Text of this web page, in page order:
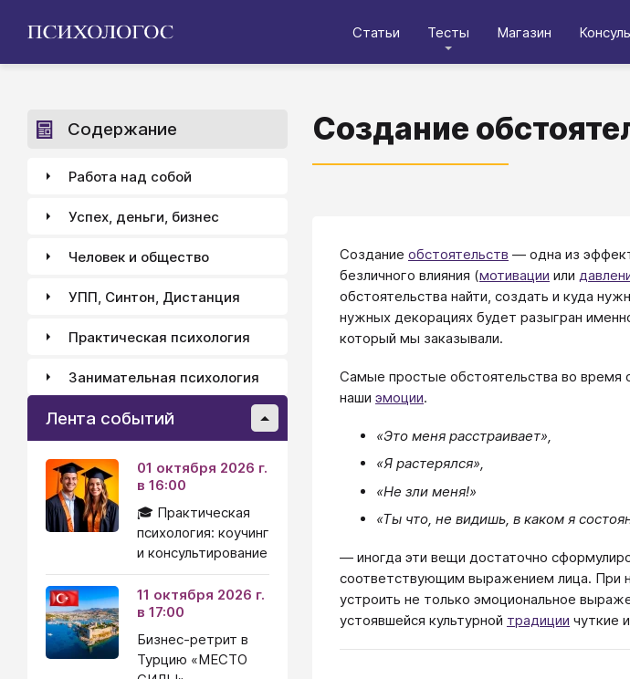
Статьи Тесты Магазин
Создание
Создание обстоятельств — одна из
безличного влияния (мотивации или
обстоятельства найти, создать и куда
нужных декорациях будет разыгран
который мы заказывали.
Самые простые обстоятельства во
наши эмоции.
«Это меня расстраивает»,
«Я растерялся»,
«Не зли меня!»
«Ты что, не видишь, в каком я
— иногда эти вещи достаточно
соответствующим выражением лица. При
устроить не только эмоциональное
устоявшейся культурной традиции чуткие и
Содержание
Работа над собой
Успех, деньги, бизнес
Человек и общество
УПП, Синтон, Дистанция
Практическая психология
Занимательная психология
Лента событий
01 октября 2026 г.
в 16:00
🎓 Практическая
психология: коучинг
и консультирование
11 октября 2026 г.
в 17:00
Бизнес-ретрит в
Турцию «МЕСТО